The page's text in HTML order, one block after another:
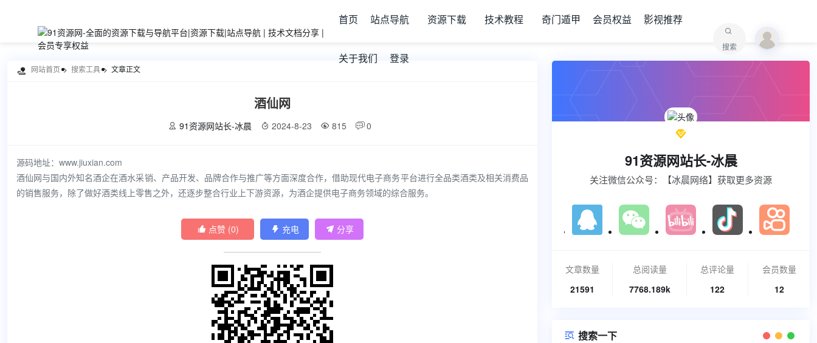
首页 站点导航 资源下载 技术教程 奇门遁甲 会员权益 影视推荐
关于我们 登录
搜索
 网站首页 搜索工具 文章正文
酒仙网
 91资源网站长-冰晨  2024-8-23  815  0
源码地址：www.jiuxian.com
酒仙网与国内外知名酒企在酒水采销、产品开发、品牌合作与推广等方面深度合作，借助现代电子商务平台进行全品类酒类及相关消费品
的销售服务，除了做好酒类线上零售之外，还逐步整合行业上下游资源，为酒企提供电子商务领域的综合服务。
 点赞 (0)  充电  分享

91资源网站长-冰晨
关注微信公众号：【冰晨网络】获取更多资源
文章数量
21591
总阅读量
7768.189k
总评论量
122
会员数量
12
 搜索一下